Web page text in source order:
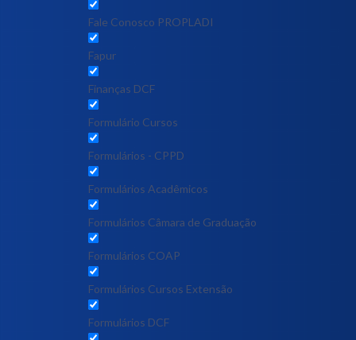
Fale Conosco PROPLADI
Fapur
Finanças DCF
Formulário Cursos
Formulários - CPPD
Formulários Acadêmicos
Formulários Câmara de Graduação
Formulários COAP
Formulários Cursos Extensão
Formulários DCF